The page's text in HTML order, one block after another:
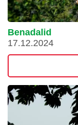
Benadalid
17.12.2024